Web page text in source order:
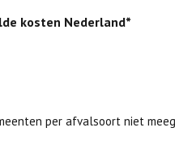
kosten Nederland*
per afvalsoort niet